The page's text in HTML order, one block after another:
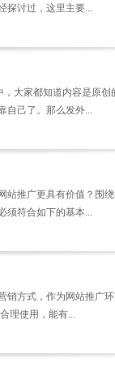
探讨过，这里主要...
大家都知道内容是原创
自己了。那么发外...
站推广更具有价值？围
须符合如下的基本...
销方式，作为网站推广
理使用，能有...